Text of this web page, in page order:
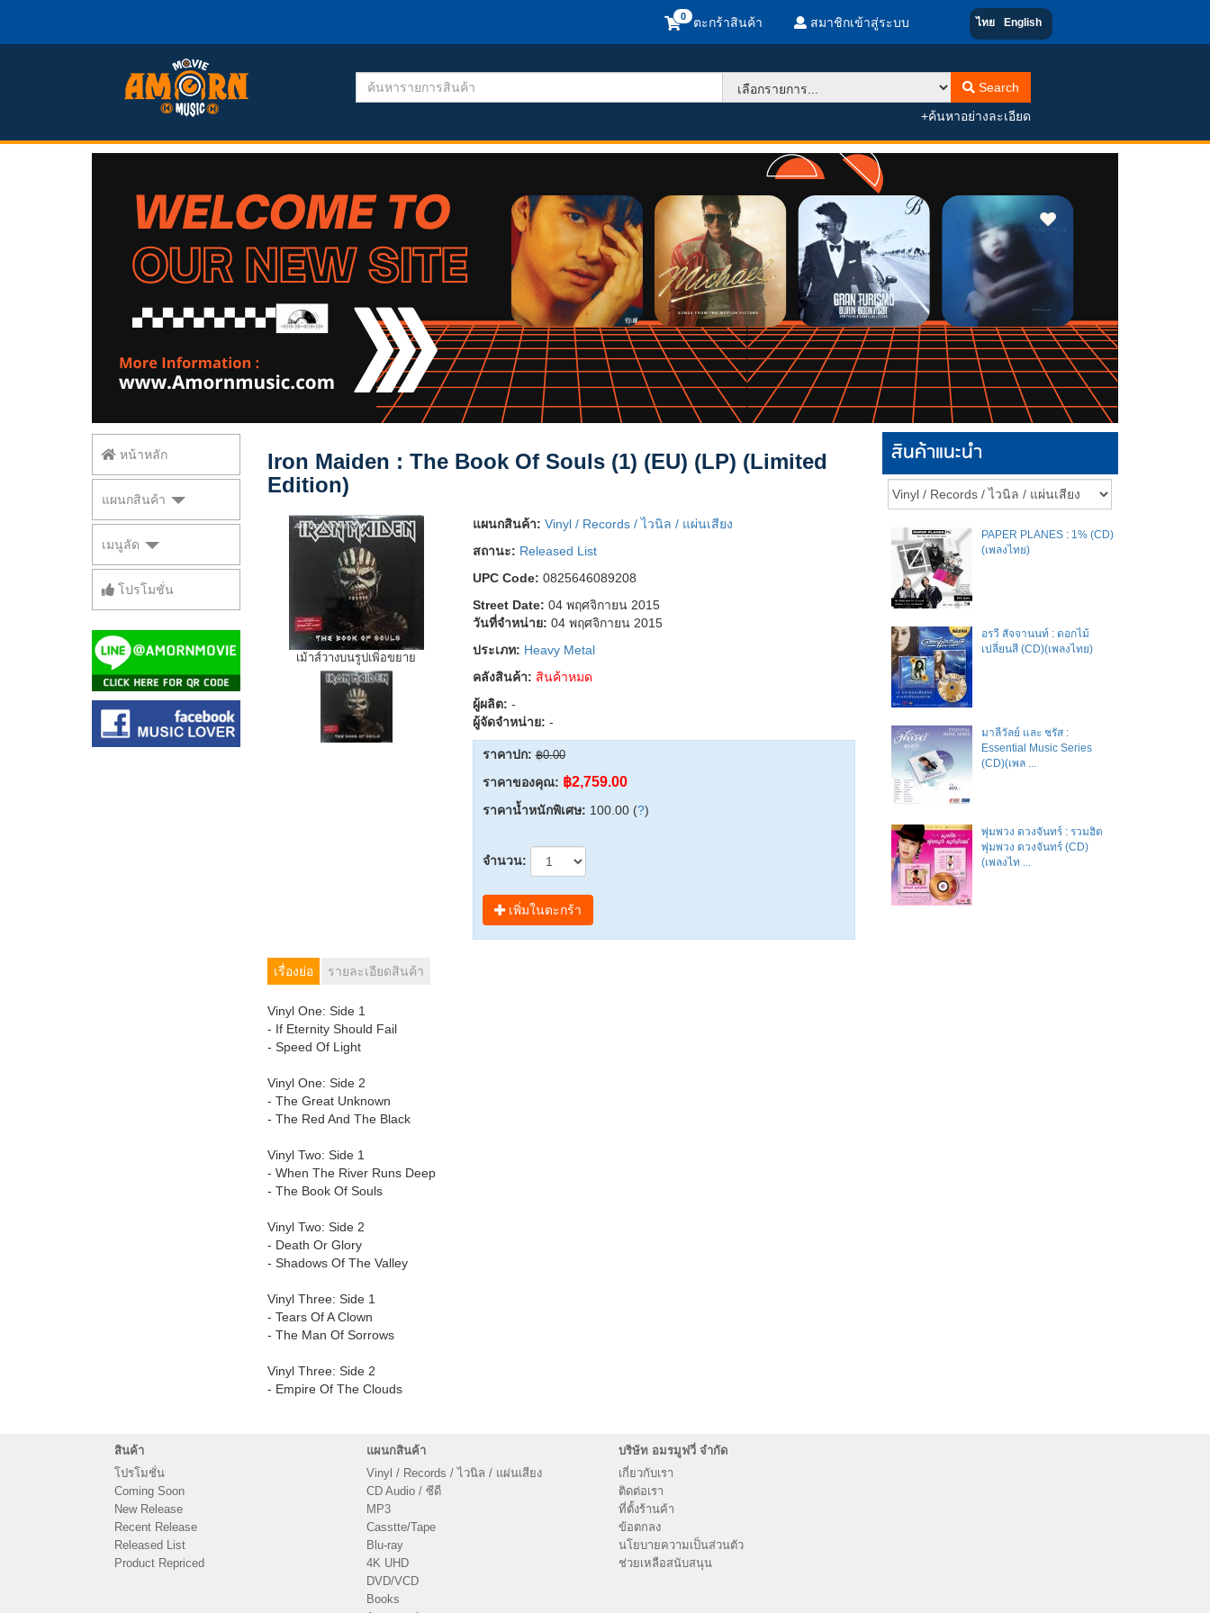
ตะกร้าสินค้า สมาชิกเข้าสู่ระบบ ไทย English
Search
+ค้นหาอย่างละเอียด
หน้าหลัก
แผนกสินค้า
เมนูลัด
โปรโมชั่น
Iron Maiden : The Book Of Souls (1) (EU) (LP) (Limited
Edition)
เม้าส์วางบนรูปเพิ่อขยาย
แผนกสินค้า: Vinyl / Records / ไวนิล / แผ่นเสียง
สถานะ: Released List
UPC Code: 0825646089208
Street Date: 04 พฤศจิกายน 2015
วันที่จำหน่าย: 04 พฤศจิกายน 2015
ประเภท: Heavy Metal
คลังสินค้า: สินค้าหมด
ผู้ผลิต: -
ผู้จัดจำหน่าย: -
ราคาปก: ฿0.00
ราคาของคุณ: ฿2,759.00
ราคาน้ำหนักพิเศษ: 100.00 (?)
จำนวน:
เพิ่มในตะกร้า
เรื่องย่อ รายละเอียดสินค้า
Vinyl One: Side 1
- If Eternity Should Fail
- Speed Of Light
Vinyl One: Side 2
- The Great Unknown
- The Red And The Black
Vinyl Two: Side 1
- When The River Runs Deep
- The Book Of Souls
Vinyl Two: Side 2
- Death Or Glory
- Shadows Of The Valley
Vinyl Three: Side 1
- Tears Of A Clown
- The Man Of Sorrows
Vinyl Three: Side 2
- Empire Of The Clouds
สินค้าแนะนำ
PAPER PLANES : 1% (CD)
(เพลงไทย)
อรวี สัจจานนท์ : ดอกไม้
เปลี่ยนสี (CD)(เพลงไทย)
มาลีวัลย์​ และ​ ชรัส​ :
Essential Music Series
(CD)(เพล ...
พุ่มพวง ดวงจันทร์ : รวมฮิต
พุ่มพวง ดวงจันทร์ (CD)
(เพลงไท ...
สินค้า
โปรโมชั่น
Coming Soon
New Release
Recent Release
Released List
Product Repriced
แผนกสินค้า
Vinyl / Records / ไวนิล / แผ่นเสียง
CD Audio / ซีดี
MP3
Casstte/Tape
Blu-ray
4K UHD
DVD/VCD
Books
บริษัท อมรมูฟวี่ จำกัด
เกี่ยวกับเรา
ติดต่อเรา
ที่ตั้งร้านค้า
ข้อตกลง
นโยบายความเป็นส่วนตัว
ช่วยเหลือสนับสนุน